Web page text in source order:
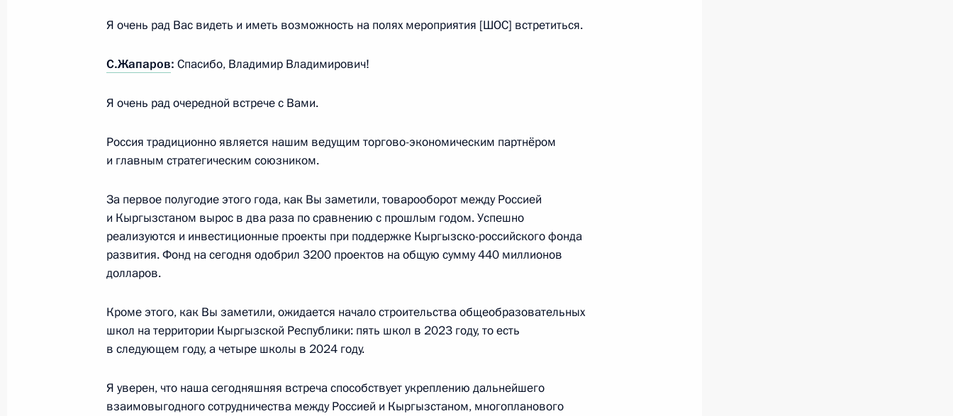
15 сентября 2022 года, 11:00
27 мая 2022 года, 14:20
26 мая 2022 года, 14:25
Беседа с Президентом Киргизии Садыром Жапаровым
Саммит ОДКБ
Я очень рад Вас видеть и иметь возможность на полях мероприятия [ШОС] встретиться.
С.Жапаров: Спасибо, Владимир Владимирович!
Я очень рад очередной встрече с Вами.
Россия традиционно является нашим ведущим торгово-экономическим партнёром
и главным стратегическим союзником.
За первое полугодие этого года, как Вы заметили, товарооборот между Россией
и Кыргызстаном вырос в два раза по сравнению с прошлым годом. Успешно
реализуются и инвестиционные проекты при поддержке Кыргызско-российского фонда
развития. Фонд на сегодня одобрил 3200 проектов на общую сумму 440 миллионов
долларов.
Кроме этого, как Вы заметили, ожидается начало строительства общеобразовательных
школ на территории Кыргызской Республики: пять школ в 2023 году, то есть
в следующем году, а четыре школы в 2024 году.
Я уверен, что наша сегодняшняя встреча способствует укреплению дальнейшего
взаимовыгодного сотрудничества между Россией и Кыргызстаном, многопланового